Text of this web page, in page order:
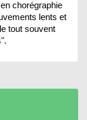
chorégraphie
lents et
tout souvent